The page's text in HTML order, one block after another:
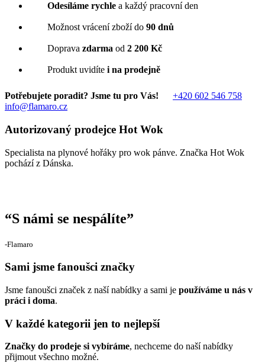
Odesíláme rychle a každý pracovní den
Možnost vrácení zboží do 90 dnů
Doprava zdarma od 2 200 Kč
Produkt uvidíte i na prodejně
Potřebujete poradit? Jsme tu pro Vás!
+420 602 546 758
info@flamaro.cz
Autorizovaný prodejce Hot Wok
Specialista na plynové hořáky pro wok pánve. Značka Hot Wok
pochází z Dánska.
“S námi se nespálíte”
‐Flamaro
Sami jsme fanoušci značky
Jsme fanoušci značek z naší nabídky a sami je používáme u nás v
práci i doma.
V každé kategorii jen to nejlepší
Značky do prodeje si vybíráme, nechceme do naší nabídky
přijmout všechno možné.